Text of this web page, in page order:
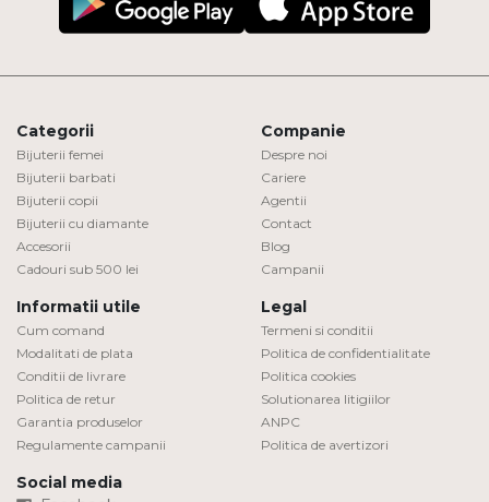
Categorii
Bijuterii femei
Bijuterii barbati
Bijuterii copii
Bijuterii cu diamante
Accesorii
Cadouri sub 500 lei
Companie
Despre noi
Cariere
Agentii
Contact
Blog
Campanii
Informatii utile
Cum comand
Modalitati de plata
Conditii de livrare
Politica de retur
Garantia produselor
Regulamente campanii
Legal
Termeni si conditii
Politica de confidentialitate
Politica cookies
Solutionarea litigiilor
ANPC
Politica de avertizori
Social media